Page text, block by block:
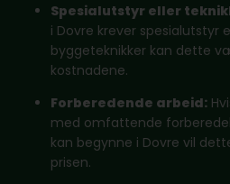
Spesialutstyr eller
i Dovre krever spesialutstyr
byggeteknikker kan dette
kostnadene.
Forberedende arbeid:
med omfattende
kan begynne i Dovre vil
prisen.